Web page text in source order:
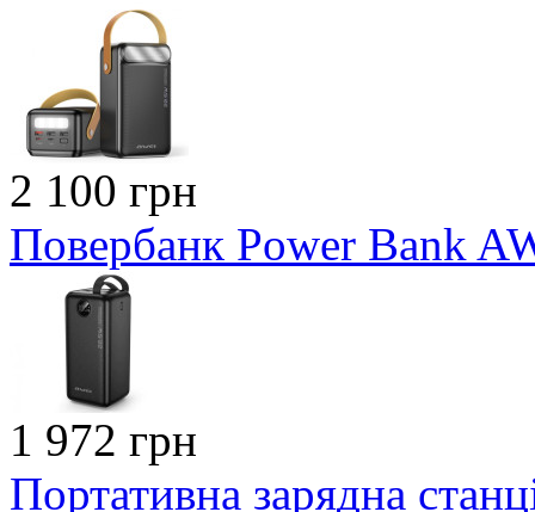
2 100 грн
Повербанк Power Bank
1 972 грн
Портативна зарядна